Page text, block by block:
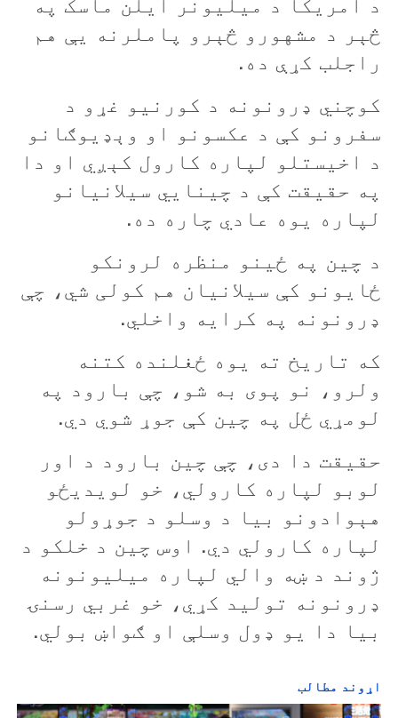
څېر د مشهورو څېرو پاملرنه يې هم
راجلب کړې ده.
کوچني ډرونونه د کورنیو غړو د
سفرونو کې د عکسونو او وېډيوګانو
د اخيستلو لپاره کارول کېږي او دا
په حقيقت کې د چينايي سيلانيانو
لپاره يوه عادي چاره ده.
د چين په ځينو منظره لرونکو
ځايونو کې سيلانيان هم کولی شي، چې
ډرونونه په کرایه واخلي.
که تاريخ ته يوه ځغلنده کتنه
ولرو، نو پوی به شو، چې بارود په
لومړي ځل په چين کې جوړ شوي دي.
حقیقت دا دی، چې چين بارود د اور
لوبو لپاره کارولي، خو لويديځو
هېوادونو بیا د وسلو د جوړولو
لپاره کارولي دي. اوس چين د خلکو د
ژوند د ښه والي لپاره ميليونونه
ډرونونه تولید کړي، خو غربي رسنۍ
بیا دا يو ډول وسلې او ګواښ بولي.
اړوند مطالب